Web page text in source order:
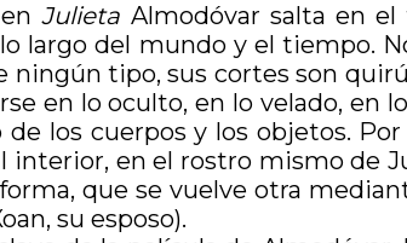
Julieta Almodóvar salta en
largo del mundo y el tiempo.
tipo, sus cortes son
en lo oculto, en lo velado, en
los cuerpos y los objetos.
interior, en el rostro mismo de
que se vuelve otra
su esposo).